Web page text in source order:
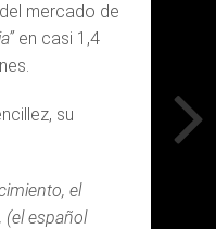
mercado de
en casi 1,4
su
el
(el español